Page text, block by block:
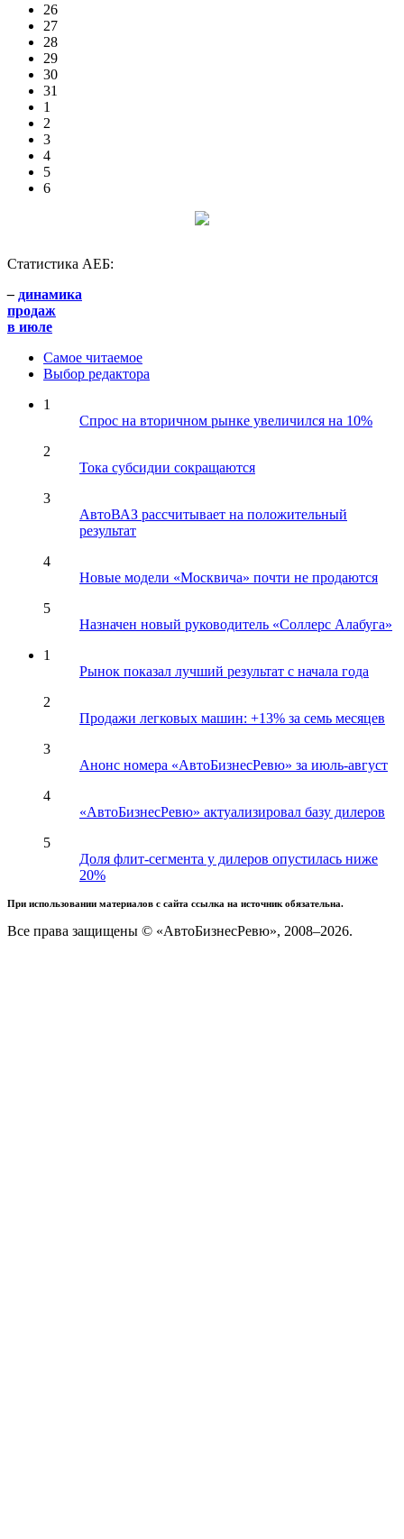
26
27
28
29
30
31
1
2
3
4
5
6
Статистика АЕБ:
– динамика
продаж
в июле
Самое читаемое
Выбор редактора
1
Спрос на вторичном рынке увеличился на 10%
2
Тока субсидии сокращаются
3
АвтоВАЗ рассчитывает на положительный
результат
4
Новые модели «Москвича» почти не продаются
5
Назначен новый руководитель «Соллерс Алабуга»
1
Рынок показал лучший результат с начала года
2
Продажи легковых машин: +13% за семь месяцев
3
Анонс номера «АвтоБизнесРевю» за июль-август
4
«АвтоБизнесРевю» актуализировал базу дилеров
5
Доля флит-сегмента у дилеров опустилась ниже
20%
При использовании материалов с сайта ссылка на источник обязательна.
Все права защищены © «АвтоБизнесРевю», 2008–2026.